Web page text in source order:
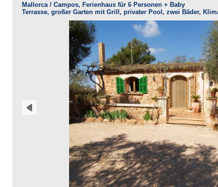
Mallorca / Campos, Ferienhaus für 6 Personen + Baby
Terrasse, großer Garten mit Grill, privater Pool, zwei Bäder,